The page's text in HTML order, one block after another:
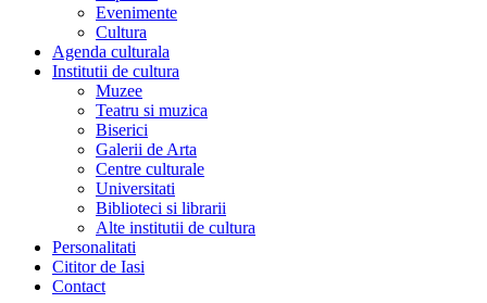
Evenimente
Cultura
Agenda culturala
Institutii de cultura
Muzee
Teatru si muzica
Biserici
Galerii de Arta
Centre culturale
Universitati
Biblioteci si librarii
Alte institutii de cultura
Personalitati
Cititor de Iasi
Contact